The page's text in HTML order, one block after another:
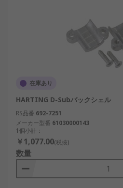
在庫あり
HARTING D-Subバックシェル
RS品番 692-7251
メーカー型番 61030000143
1個小計：
￥1,077.00(税抜)
数量